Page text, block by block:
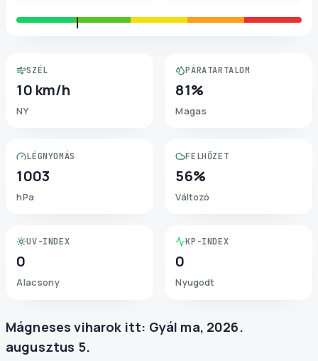
SZÉL
10 km/h
NY
PÁRATARTALOM
81%
Magas
LÉGNYOMÁS
1003
hPa
FELHŐZET
56%
Változó
UV-INDEX
0
Alacsony
KP-INDEX
0
Nyugodt
Mágneses viharok itt: Gyál ma, 2026.
augusztus 5.